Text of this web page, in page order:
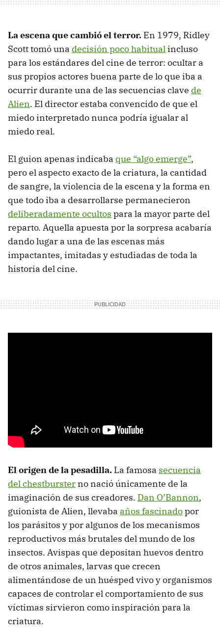
La escena que cambió el terror. En 1979, Ridley
Scott tomó una decisión poco habitual incluso
para los estándares del cine de terror: ocultar a
sus propios actores buena parte de lo que iba a
ocurrir durante una de las secuencias clave de
Alien. El director estaba convencido de que el
miedo interpretado nunca podría igualar al
miedo real.
El guion apenas indicaba que “algo emerge”,
pero el aspecto exacto de la criatura, la cantidad
de sangre, la violencia de la escena y la forma en
que todo iba a desarrollarse permanecieron
deliberadamente ocultos para la mayor parte del
reparto. Aquella apuesta por la sorpresa acabaría
dando lugar a una de las escenas más
impactantes, imitadas y estudiadas de toda la
historia del cine.
El origen de la pesadilla. La famosa secuencia
del chestburster no nació únicamente de la
imaginación de sus creadores. Dan O’Bannon,
guionista de Alien, llevaba años fascinadopor
los parásitos y por algunos de los mecanismos
reproductivos más brutales del mundo de los
insectos. Avispas que depositan huevos dentro
de otros animales, larvas que crecen
alimentándose de un huésped vivo y organismos
capaces de controlar el comportamiento de sus
víctimas sirvieron como inspiración para la
criatura.